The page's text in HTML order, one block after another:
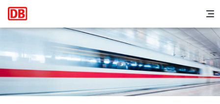
Hauptnavigation
Hamburg Hbf - Bolzano/Bozen